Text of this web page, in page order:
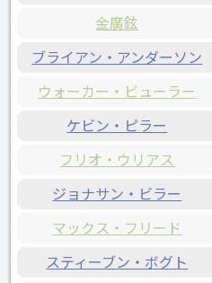
金廣鉉
ブライアン・アンダーソン
ウォーカー・ビューラー
ケビン・ピラー
フリオ・ウリアス
ジョナサン・ビラー
マックス・フリード
スティーブン・ボグト